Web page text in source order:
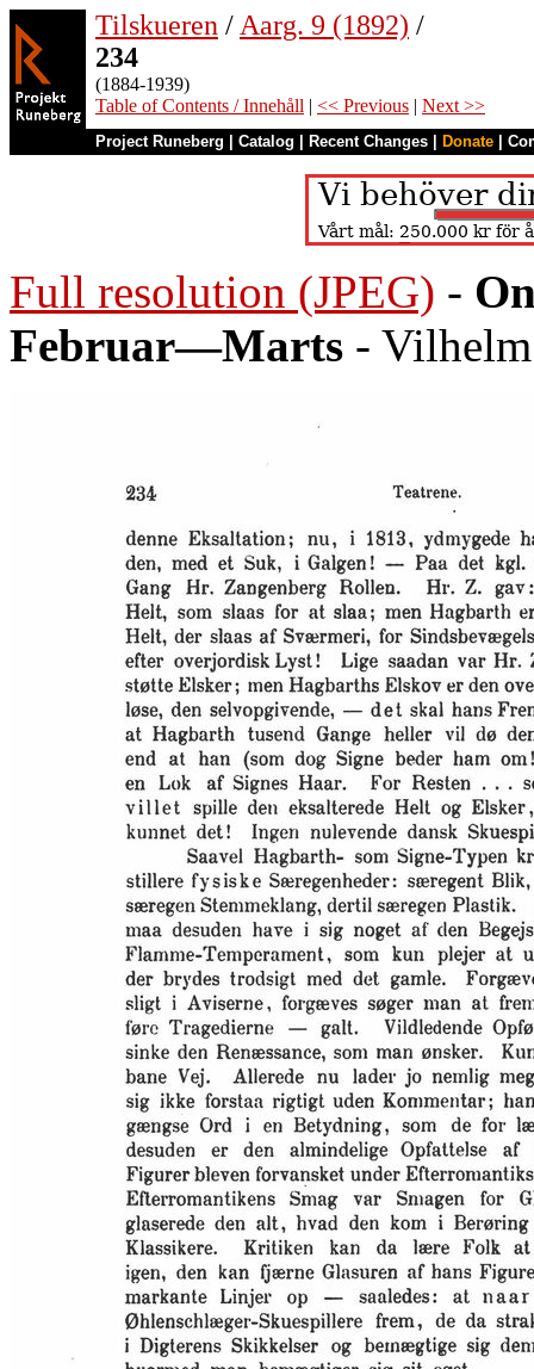
Tilskueren / Aarg. 9 (1892) /
234
(1884-1939)
Table of Contents / Innehåll | << Previous | Next >>
Project Runeberg Catalog Recent Changes Donate
Full resolution (JPEG) -
Februar—Marts -